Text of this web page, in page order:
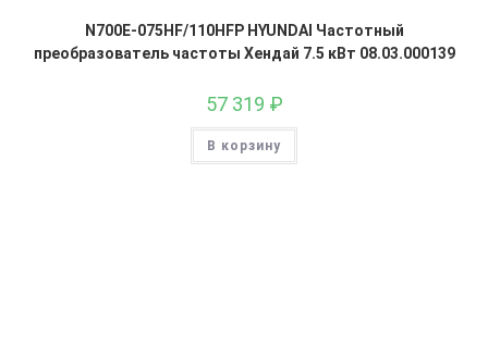
N700E-075HF/110HFP HYUNDAI Частотный
преобразователь частоты Хендай 7.5 кВт 08.03.000139
57 319 ₽
В корзину